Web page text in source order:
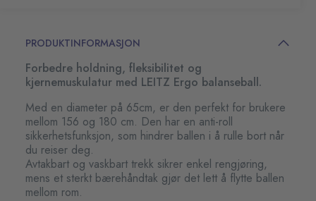
PRODUKTINFORMASJON
Forbedre holdning, fleksibilitet og
kjernemuskulatur med LEITZ Ergo balanseball.
Med en diameter på 65cm, er den perfekt for brukere
mellom 156 og 180 cm. Den har en anti-roll
sikkerhetsfunksjon, som hindrer ballen i å rulle bort når
du reiser deg.
Avtakbart og vaskbart trekk sikrer enkel rengjøring,
mens et sterkt bærehåndtak gjør det lett å flytte ballen
mellom rom.